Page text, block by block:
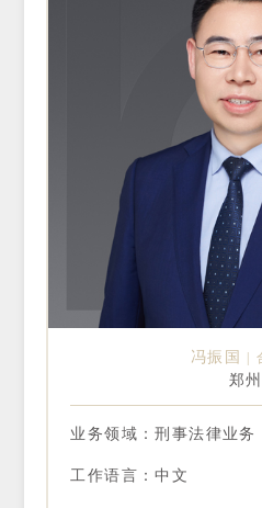
冯振国
郑州
业务领域：刑事法律业务
工作语言：中文